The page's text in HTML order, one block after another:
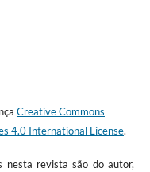
Creative Commons
4.0 International License.
nesta revista são do autor,